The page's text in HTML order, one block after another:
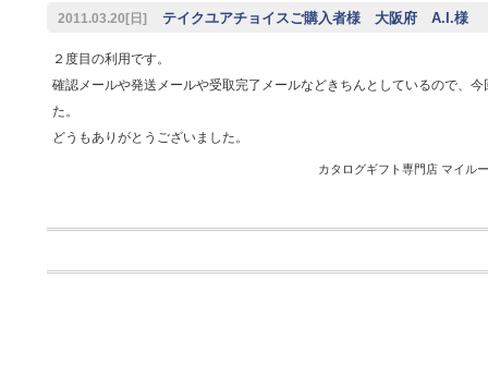
2011.03.20[日] テイクユアチョイスご購入者様 大阪府 A.I.様
２度目の利用です。
確認メールや発送メールや受取完了メールなどきちんとしているので、
た。
どうもありがとうございました。
カタログギフト専門店 マイ